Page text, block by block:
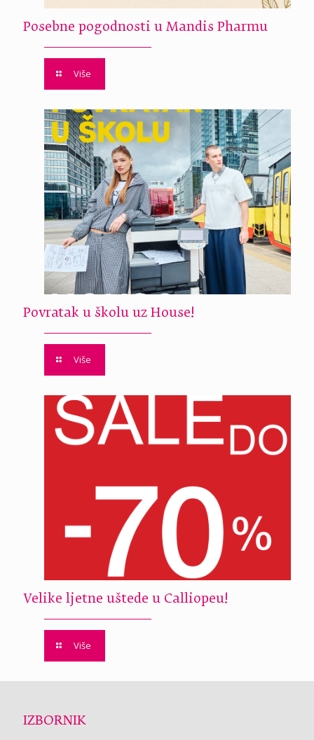
Posebne pogodnosti u Mandis Pharmu
Više
Povratak u školu uz House!
Više
Velike ljetne uštede u Calliopeu!
Više
IZBORNIK